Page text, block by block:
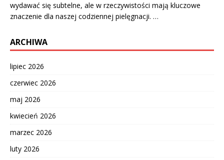
wydawać się subtelne, ale w rzeczywistości mają kluczowe
znaczenie dla naszej codziennej pielęgnacji. …
ARCHIWA
lipiec 2026
czerwiec 2026
maj 2026
kwiecień 2026
marzec 2026
luty 2026